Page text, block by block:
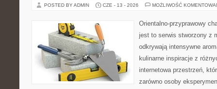
POSTED BY ADMIN CZE - 13 - 2026 MOŻLIWOŚĆ
Orientalno-przyprawowy
jest to serwis stworzony z
odkrywają intensywne
kulinarne inspiracje z
internetowa przestrzeń,
zarówno osoby